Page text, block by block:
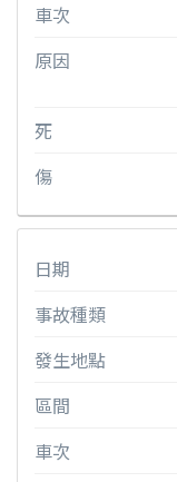
車次
原因
死
傷
日期
事故種類
發生地點
區間
車次